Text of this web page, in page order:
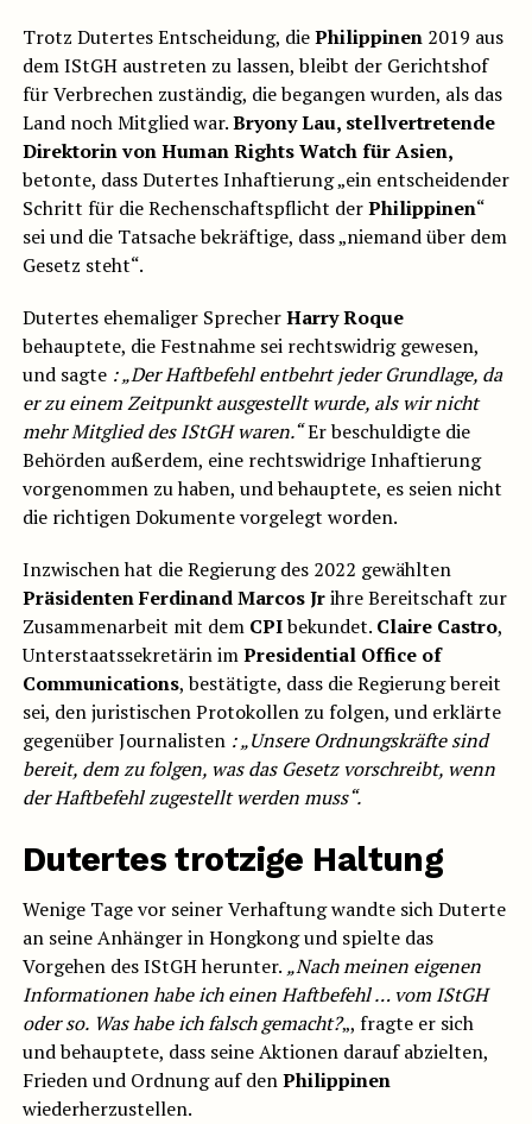
Trotz Dutertes Entscheidung, diePhilippinen2019 aus
dem IStGH austreten zu lassen, bleibt der Gerichtshof
für Verbrechen zuständig, die begangen wurden, als das
Land noch Mitglied war.Bryony Lau, stellvertretende
Direktorin von Human Rights Watch für Asien,
betonte, dass Dutertes Inhaftierung „ein entscheidender
Schritt für die Rechenschaftspflicht derPhilippinen“
sei und die Tatsache bekräftige, dass „niemand über dem
Gesetz steht“.
Dutertes ehemaliger SprecherHarry Roque
behauptete, die Festnahme sei rechtswidrig gewesen,
und sagte : „Der Haftbefehl entbehrt jeder Grundlage, da
er zu einem Zeitpunkt ausgestellt wurde, als wir nicht
mehr Mitglied des IStGH waren.“Er beschuldigte die
Behörden außerdem, eine rechtswidrige Inhaftierung
vorgenommen zu haben, und behauptete, es seien nicht
die richtigen Dokumente vorgelegt worden.
Inzwischen hat die Regierung des 2022 gewählten
Präsidenten Ferdinand Marcos Jrihre Bereitschaft zur
Zusammenarbeit mit dem CPIbekundet. Claire Castro,
Unterstaatssekretärin imPresidential Office of
Communications, bestätigte, dass die Regierung bereit
sei, den juristischen Protokollen zu folgen, und erklärte
gegenüber Journalisten : „Unsere Ordnungskräfte sind
bereit, dem zu folgen, was das Gesetz vorschreibt, wenn
der Haftbefehl zugestellt werden muss“.
Dutertes trotzige Haltung
Wenige Tage vor seiner Verhaftung wandte sich Duterte
an seine Anhänger in Hongkong und spielte das
Vorgehen des IStGH herunter. „Nach meinen eigenen
Informationen habe ich einen Haftbefehl … vom IStGH
oder so. Was habe ich falsch gemacht?„, fragte er sich
und behauptete, dass seine Aktionen darauf abzielten,
Frieden und Ordnung auf denPhilippinen
wiederherzustellen.